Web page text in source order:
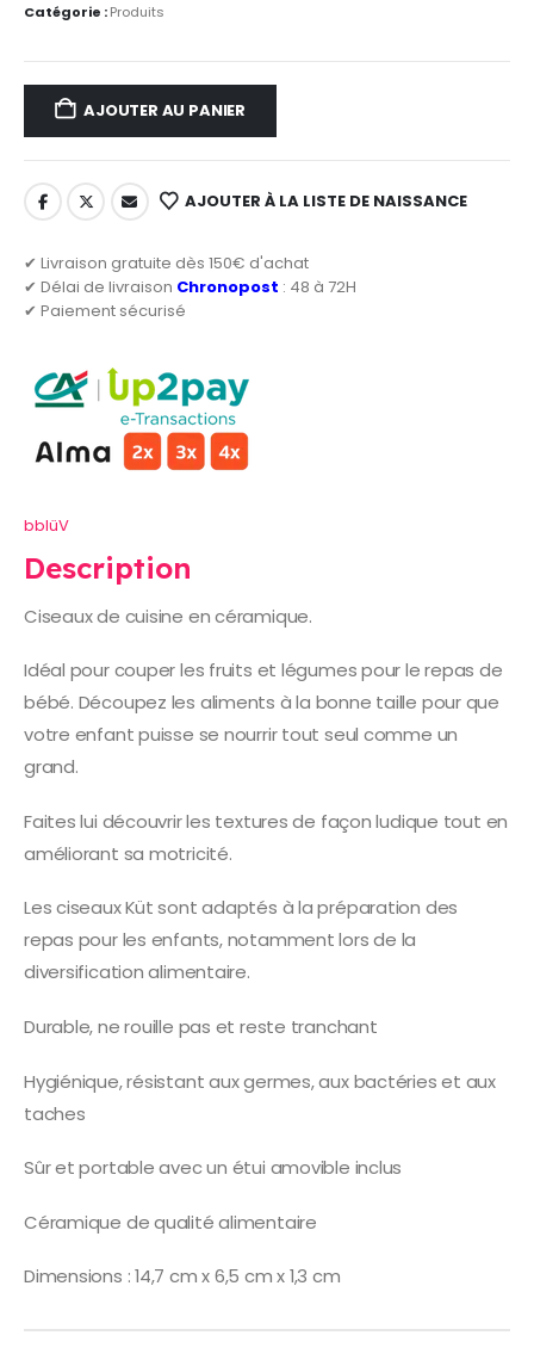
Catégorie :Produits
AJOUTER AU PANIER
AJOUTER À LA LISTE DE NAISSANCE
✔ Livraison gratuite dès 150€ d'achat
✔ Délai de livraison Chronopost : 48 à 72H
✔ Paiement sécurisé
bblüV
Description
Ciseaux de cuisine en céramique.
Idéal pour couper les fruits et légumes pour le repas de
bébé. Découpez les aliments à la bonne taille pour que
votre enfant puisse se nourrir tout seul comme un
grand.
Faites lui découvrir les textures de façon ludique tout en
améliorant sa motricité.
Les ciseaux Küt sont adaptés à la préparation des
repas pour les enfants, notamment lors de la
diversification alimentaire.
Durable, ne rouille pas et reste tranchant
Hygiénique, résistant aux germes, aux bactéries et aux
taches
Sûr et portable avec un étui amovible inclus
Céramique de qualité alimentaire
Dimensions : 14,7 cm x 6,5 cm x 1,3 cm